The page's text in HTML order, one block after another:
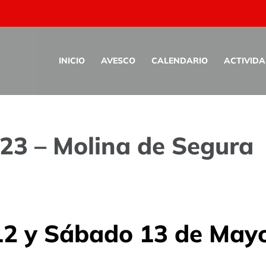
INICIO AVESCO CALENDARIO
– Molina de Segura
y Sábado 13 de